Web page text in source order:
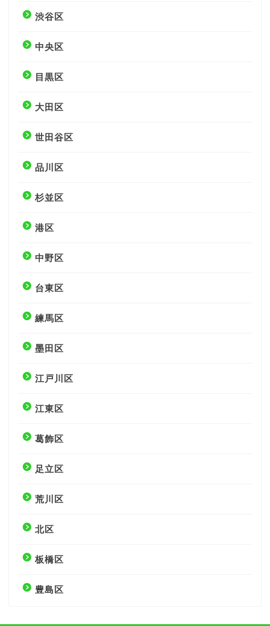
渋谷区
中央区
目黒区
大田区
世田谷区
品川区
杉並区
港区
中野区
台東区
練馬区
墨田区
江戸川区
江東区
葛飾区
足立区
荒川区
北区
板橋区
豊島区